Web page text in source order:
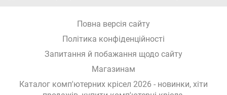
Повна версія сайту
Політика конфіденційності
Запитання й побажання щодо сайту
Магазинам
Каталог комп'ютерних крісел 2026 - новинки, хіти